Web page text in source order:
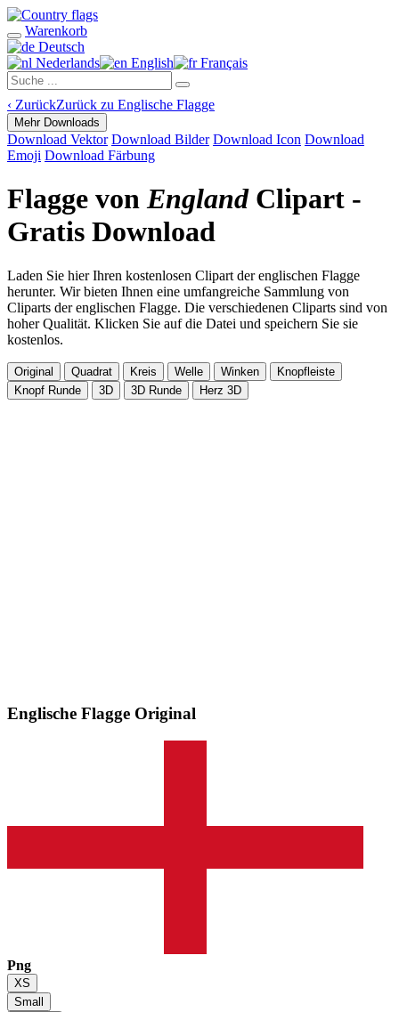
Warenkorb
Deutsch
Nederlands
English Français
‹ ZurückZurück zu Englische Flagge
Mehr Downloads
Download Vektor Download Bilder Download Icon Download
Emoji Download Färbung
Flagge vonEnglandClipart -
Gratis Download
Laden Sie hier Ihren kostenlosen Clipart der englischen Flagge
herunter. Wir bieten Ihnen eine umfangreiche Sammlung von
Cliparts der englischen Flagge. Die verschiedenen Cliparts sind von
hoher Qualität. Klicken Sie auf die Datei und speichern Sie sie
kostenlos.
Original Quadrat Kreis Welle Winken
Knopfleiste
Knopf Runde
3D 3D Runde Herz 3D
Englische Flagge Original
Png
XS
Small